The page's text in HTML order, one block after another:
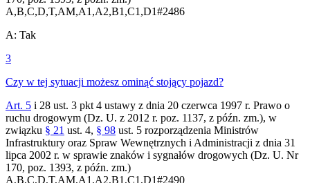
A,B,C,D,T,AM,A1,A2,B1,C1,D1#2486
A: Tak
3
Czy w tej sytuacji możesz ominąć stojący pojazd?
Art. 5 i 28 ust. 3 pkt 4 ustawy z dnia 20 czerwca 1997 r. Prawo o
ruchu drogowym (Dz. U. z 2012 r. poz. 1137, z późn. zm.), w
związku § 21 ust. 4, § 98 ust. 5 rozporządzenia Ministrów
Infrastruktury oraz Spraw Wewnętrznych i Administracji z dnia 31
lipca 2002 r. w sprawie znaków i sygnałów drogowych (Dz. U. Nr
170, poz. 1393, z późn. zm.)
A,B,C,D,T,AM,A1,A2,B1,C1,D1#2490